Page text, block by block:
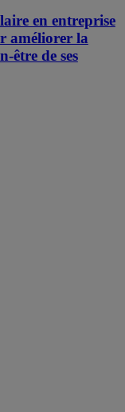
en entreprise
améliorer la
être de ses